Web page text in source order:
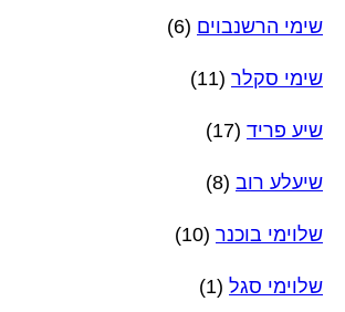
שימי הרשנבוים (6)
שימי סקלר (11)
שיע פריד (17)
שיעלע רוב (8)
שלוימי בוכנר (10)
שלוימי סגל (1)